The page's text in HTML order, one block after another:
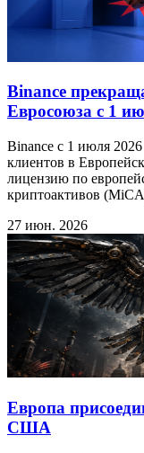
Binance
Евросоюза с 1
Binance с 1 июля
клиентов в
лицензию по
криптоактивов
27 июн. 2026
Европа
США